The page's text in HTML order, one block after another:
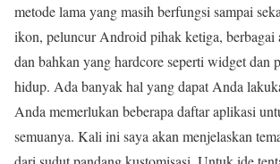
metode lama yang masih berfungsi sampai
ikon, peluncur Android pihak ketiga, berbagai
dan bahkan yang hardcore seperti widget dan
hidup. Ada banyak hal yang dapat Anda
Anda memerlukan beberapa daftar aplikasi
semuanya. Kali ini saya akan menjelaskan